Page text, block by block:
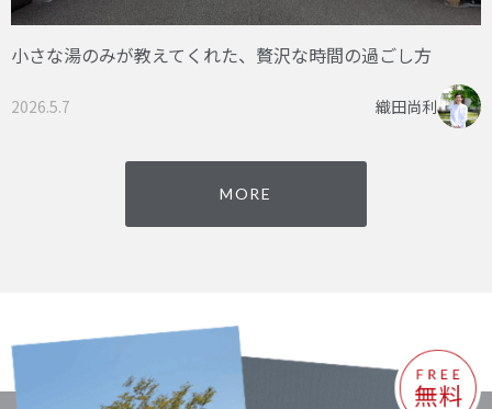
小さな湯のみが教えてくれた、贅沢な時間の過ごし方
2026.5.7 織田尚利
MORE